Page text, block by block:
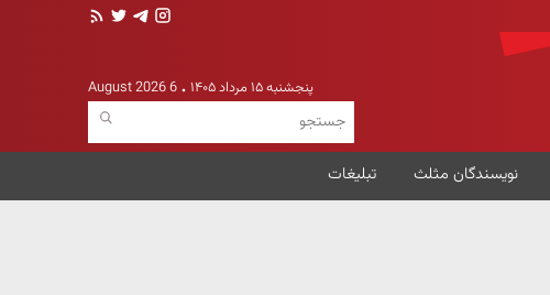
پنجشنبه ۱۵ مرداد ۱۴۰۵ 6 August 2026
نویسندگان مثلث تبلیغات